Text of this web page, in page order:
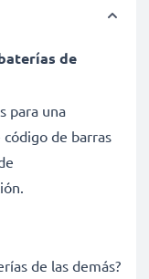
de
para una
de barras
de las demás?